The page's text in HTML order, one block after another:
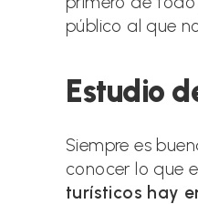
público al que
Estudio
Siempre es
conocer lo que
turísticos hay